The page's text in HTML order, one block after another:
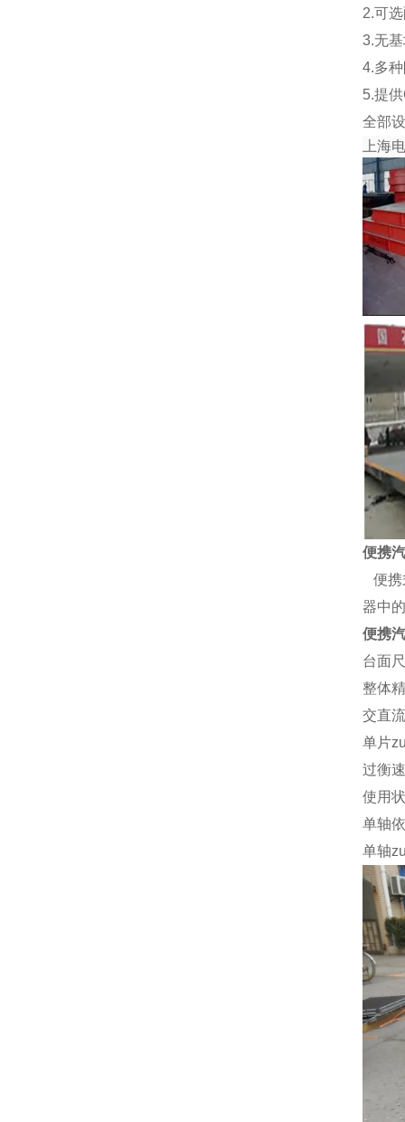
2.可
3.无
4.多
5.提
全部
上海
便携
便
器中
便携
台面
整体
交直
单片
过衡
使用
单轴
单轴